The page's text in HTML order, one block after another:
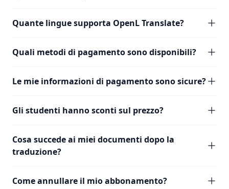
Quante lingue supporta OpenL Translate?
Quali metodi di pagamento sono disponibili?
Le mie informazioni di pagamento sono sicure?
Gli studenti hanno sconti sul prezzo?
Cosa succede ai miei documenti dopo la
traduzione?
Come annullare il mio abbonamento?